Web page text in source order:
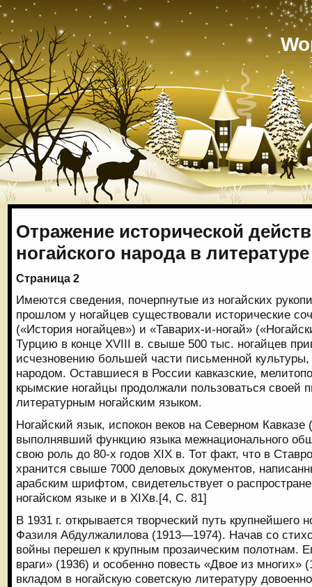
Отражение исторической
ногайского народа в литературе
Страница 2
Имеются сведения, почерпнутые из ногайских
прошлом у ногайцев существовали исторические
(«История ногайцев») и «Таварих-и-ногай»
Турцию в конце XVIII в. свыше 500 тыс. ногайцев
исчезновению большей части письменной культуры,
народом. Оставшиеся в России кавказские,
крымские ногайцы продолжали пользоваться своей
литературным ногайским языком.
Ногайский язык, испокон веков на Северном Кавказе
выполнявший функцию языка межнационального
свою роль до 80-х годов XIX в. Тот факт, что в
хранится свыше 7000 деловых документов,
арабским шрифтом, свидетельствует о
ногайском языке и в XIXв.[4, С. 81]
В 1931 г. открывается творческий путь крупнейшего
Фазиля Абдулжалилова (1913—1974). Начав со
войны перешел к крупным прозаическим полотнам.
враги» (1936) и особенно повесть «Двое из
вкладом в ногайскую советскую литературу